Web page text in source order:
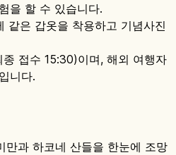
을 할 수 있습니다.
같은 갑옷을 착용하고 기념사진
접수 15:30)이며, 해외 여행자
니다.
만과 하코네 산들을 한눈에 조망